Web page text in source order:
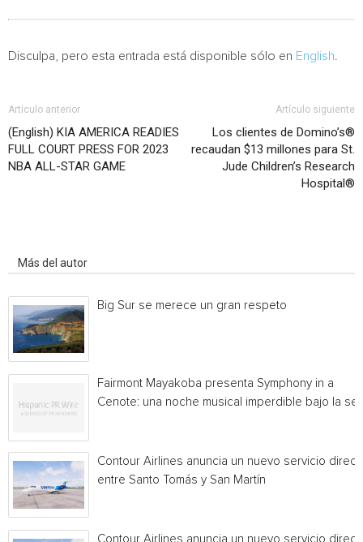
Disculpa, pero esta entrada está disponible sólo en English
Artículo anterior
(English) KIA AMERICA READIES
FULL COURT PRESS FOR 2023
NBA ALL-STAR GAME
Artículo siguiente
Los clientes de Domino’s®
recaudan $13 millones para St.
Jude Children’s Research
Hospital®
Más del autor
Big Sur se merece un gran respeto
Fairmont Mayakoba presenta Symphony in a
Cenote: una noche musical imperdible bajo la
Contour Airlines anuncia un nuevo servicio
entre Santo Tomás y San Martín
Contour Airlines anuncia un nuevo servicio